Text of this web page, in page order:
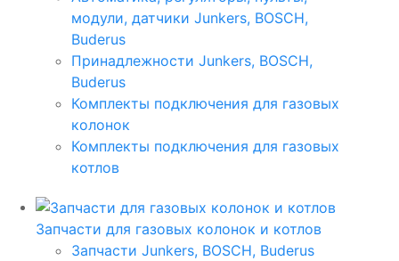
модули, датчики Junkers, BOSCH,
Buderus
Принадлежности Junkers, BOSCH,
Buderus
Комплекты подключения для газовых
колонок
Комплекты подключения для газовых
котлов
Запчасти для газовых колонок и котлов
Запчасти Junkers, BOSCH, Buderus